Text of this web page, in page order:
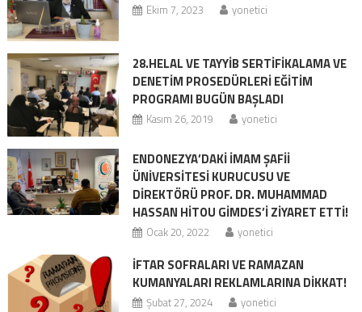
Ekim 7, 2023 yonetici
28.HELAL VE TAYYİB SERTİFİKALAMA VE
DENETİM PROSEDÜRLERİ EĞİTİM
PROGRAMI BUGÜN BAŞLADI
Kasım 26, 2019 yonetici
ENDONEZYA’DAKİ İMAM ŞAFİİ
ÜNİVERSİTESİ KURUCUSU VE
DİREKTÖRÜ PROF. DR. MUHAMMAD
HASSAN HİTOU GİMDES’İ ZİYARET ETTİ!
Ocak 20, 2022 yonetici
İFTAR SOFRALARI VE RAMAZAN
KUMANYALARI REKLAMLARINA DİKKAT!
Şubat 27, 2024 yonetici